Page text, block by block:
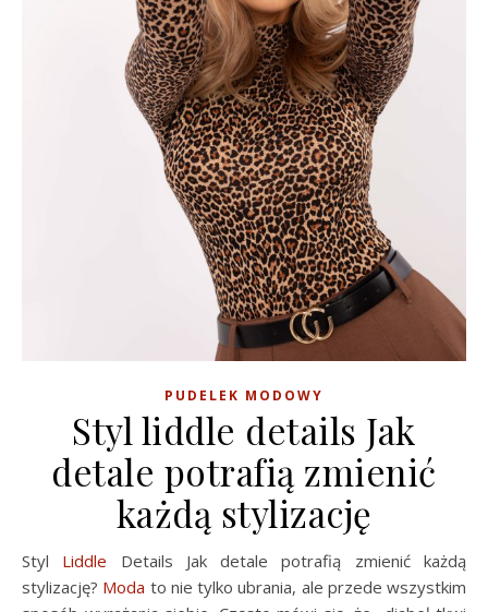
PUDELEK MODOWY
Styl liddle details Jak
detale potrafią zmienić
każdą stylizację
Styl Liddle Details Jak detale potrafią zmienić każdą
stylizację? Moda to nie tylko ubrania, ale przede wszystkim